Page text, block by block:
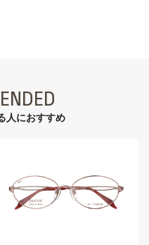
⼈におすすめ